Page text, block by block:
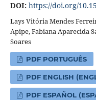
DOI: https://doi.org/
Lays Vitória Mendes
Apipe, Fabiana Aparecida
Soares
PDF PORTUGUÊS
PDF ENGLISH
PDF ESPAÑOL